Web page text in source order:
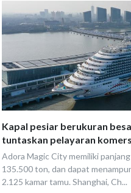
Kapal pesiar berukuran
tuntaskan pelayaran
Adora Magic City memiliki
135.500 ton, dan dapat
2.125 kamar tamu. Shanghai, Ch...